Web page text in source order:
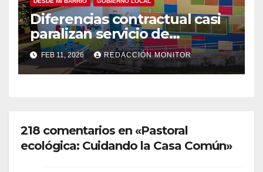
Diferencias contractual casi
paralizan servicio de
CECUDIS afectando a
decenas de familias
curridabatenses
FEB 11, 2026 REDACCIÓN MONITOR
218 comentarios en «Pastoral
ecológica: Cuidando la Casa Común»